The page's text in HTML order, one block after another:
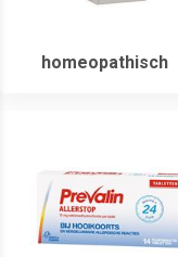
homeopathisch